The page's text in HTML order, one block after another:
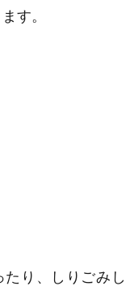
す。
り、しりごみし